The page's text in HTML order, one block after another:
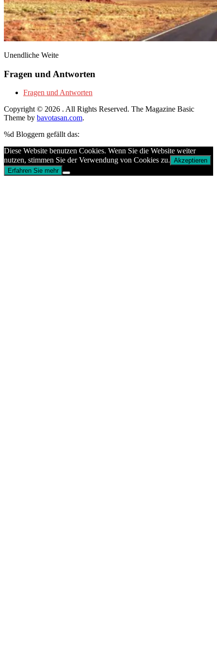
Unendliche Weite
Fragen und Antworten
Fragen und Antworten
Copyright © 2026 . All Rights Reserved. The Magazine Basic
Theme by bavotasan.com.
%d Bloggern gefällt das:
Diese Website benutzen Cookies. Wenn Sie die Website weiter
nutzen, stimmen Sie der Verwendung von Cookies zu. Akzeptieren
Erfahren Sie mehr